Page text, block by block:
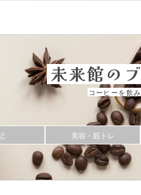
未来館の
コーヒーを飲
美容・筋トレ